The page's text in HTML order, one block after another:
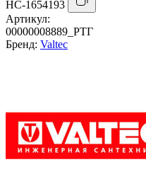
НС-1654193
Артикул:
00000008889_РТГ
Бренд: Valtec